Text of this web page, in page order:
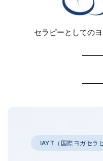
セラピーとしての
IAYT（国際ヨガセラ